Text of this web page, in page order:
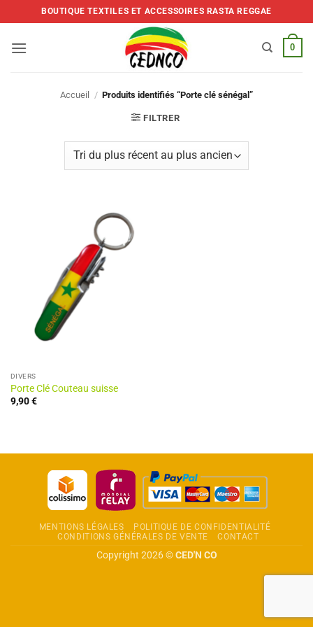
to
BOUTIQUE TEXTILES ET ACCESSOIRES RASTA REGGAE
0
Accueil / Produits identifiés “Porte clé sénégal”
FILTRER
DIVERS
Porte Clé Couteau suisse
9,90€
MENTIONS LÉGALES
POLITIQUE DE CONFIDENTIALITÉ
CONDITIONS GÉNÉRALES DE VENTE
CONTACT
Copyright 2026 ©CED'N CO